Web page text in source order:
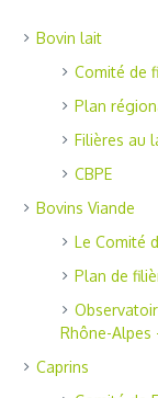
Bovin lait
Comité de
Plan
Filières au
CBPE
Bovins Viande
Le Comité
Plan de
Rhône-Alpes
Caprins